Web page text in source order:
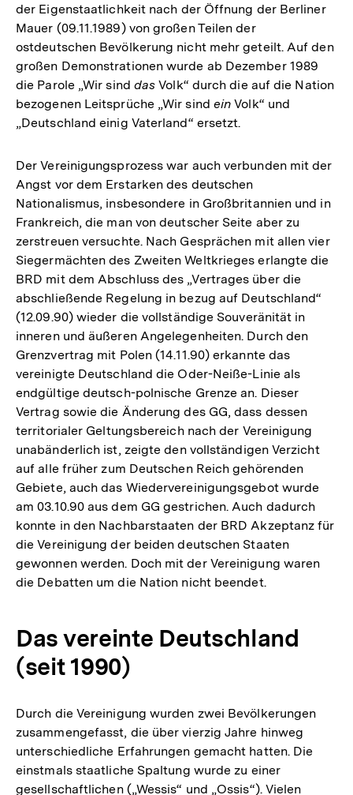
der Eigenstaatlichkeit nach der Öffnung der Berliner
Mauer (09.11.1989) von großen Teilen der
ostdeutschen Bevölkerung nicht mehr geteilt. Auf den
großen Demonstrationen wurde ab Dezember 1989
die Parole „Wir sind das Volk“ durch die auf die Nation
bezogenen Leitsprüche „Wir sind ein Volk“ und
„Deutschland einig Vaterland“ ersetzt.
Der Vereinigungsprozess war auch verbunden mit der
Angst vor dem Erstarken des deutschen
Nationalismus, insbesondere in Großbritannien und in
Frankreich, die man von deutscher Seite aber zu
zerstreuen versuchte. Nach Gesprächen mit allen vier
Siegermächten des Zweiten Weltkrieges erlangte die
BRD mit dem Abschluss des „Vertrages über die
abschließende Regelung in bezug auf Deutschland“
(12.09.90) wieder die vollständige Souveränität in
inneren und äußeren Angelegenheiten. Durch den
Grenzvertrag mit Polen (14.11.90) erkannte das
vereinigte Deutschland die Oder-Neiße-Linie als
endgültige deutsch-polnische Grenze an. Dieser
Vertrag sowie die Änderung des GG, dass dessen
territorialer Geltungsbereich nach der Vereinigung
unabänderlich ist, zeigte den vollständigen Verzicht
auf alle früher zum Deutschen Reich gehörenden
Gebiete, auch das Wiedervereinigungsgebot wurde
am 03.10.90 aus dem GG gestrichen. Auch dadurch
konnte in den Nachbarstaaten der BRD Akzeptanz für
die Vereinigung der beiden deutschen Staaten
gewonnen werden. Doch mit der Vereinigung waren
die Debatten um die Nation nicht beendet.
Das vereinte Deutschland
(seit 1990)
Durch die Vereinigung wurden zwei Bevölkerungen
zusammengefasst, die über vierzig Jahre hinweg
unterschiedliche Erfahrungen gemacht hatten. Die
einstmals staatliche Spaltung wurde zu einer
gesellschaftlichen („Wessis“ und „Ossis“). Vielen